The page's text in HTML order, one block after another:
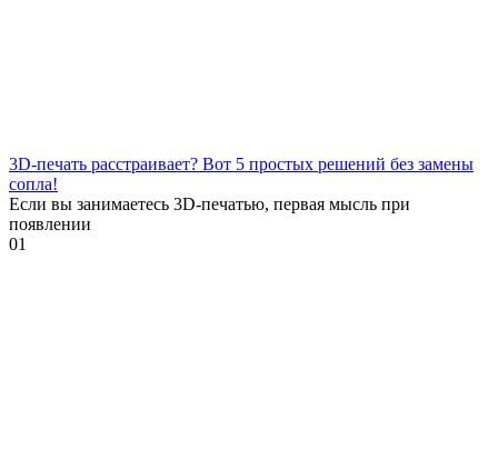
3D-печать расстраивает? Вот 5 простых решений без замены
сопла!
Если вы занимаетесь 3D-печатью, первая мысль при
появлении
01